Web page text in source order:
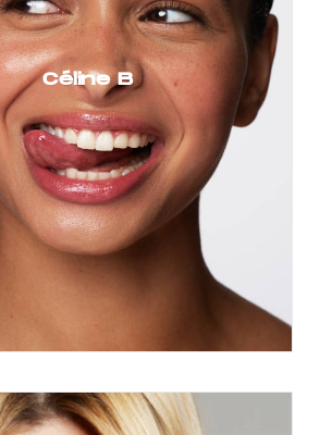
Céline B